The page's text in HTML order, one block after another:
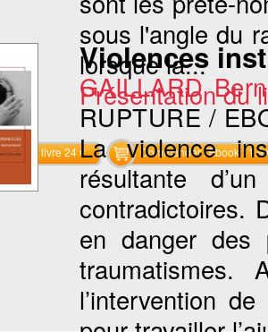
sous l'angle du
lorsque la...
Présentation du
le livre 24 € Commander l'Ebook 11.9
Violences
GAILLARD
RUPTURE /
La violence
résultante
contradictoires.
en danger des
l’intervention